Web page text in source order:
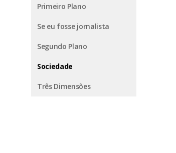
Primeiro Plano
Se eu fosse jornalista
Segundo Plano
Sociedade
Três Dimensões